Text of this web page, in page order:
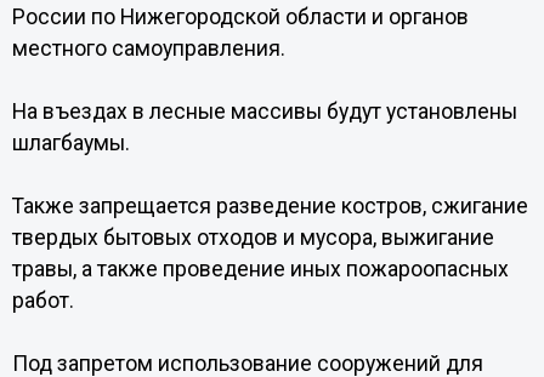
России по Нижегородской области и органов
местного самоуправления.
На въездах в лесные массивы будут установлены
шлагбаумы.
Также запрещается разведение костров, сжигание
твердых бытовых отходов и мусора, выжигание
травы, а также проведение иных пожароопасных
работ.
Под запретом использование сооружений для